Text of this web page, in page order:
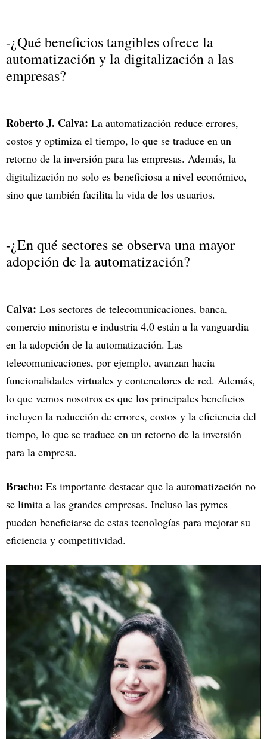
-¿Qué beneficios tangibles ofrece la
automatización y la digitalización a las
empresas?
Roberto J. Calva: La automatización reduce errores,
costos y optimiza el tiempo, lo que se traduce en un
retorno de la inversión para las empresas. Además, la
digitalización no solo es beneficiosa a nivel económico,
sino que también facilita la vida de los usuarios.
-¿En qué sectores se observa una mayor
adopción de la automatización?
Calva: Los sectores de telecomunicaciones, banca,
comercio minorista e industria 4.0 están a la vanguardia
en la adopción de la automatización. Las
telecomunicaciones, por ejemplo, avanzan hacia
funcionalidades virtuales y contenedores de red. Además,
lo que vemos nosotros es que los principales beneficios
incluyen la reducción de errores, costos y la eficiencia del
tiempo, lo que se traduce en un retorno de la inversión
para la empresa.
Bracho: Es importante destacar que la automatización no
se limita a las grandes empresas. Incluso las pymes
pueden beneficiarse de estas tecnologías para mejorar su
eficiencia y competitividad.